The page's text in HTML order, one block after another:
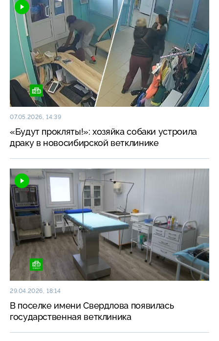
07.05.2026, 14:39
«Будут прокляты!»: хозяйка собаки устроила
драку в новосибирской ветклинике
29.04.2026, 18:14
В поселке имени Свердлова появилась
государственная ветклиника